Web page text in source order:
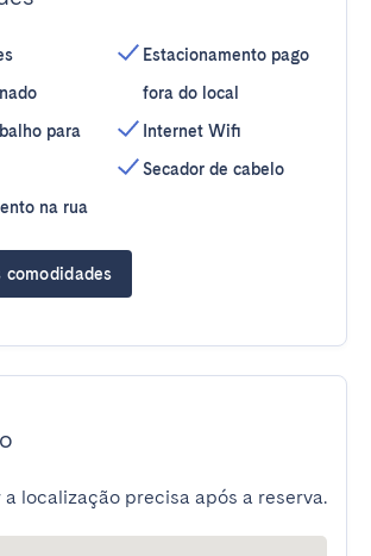
para
na rua
Estacionamento pago
fora do local
Internet Wifi
Secador de cabelo
comodidades
a localização precisa após a reserva.